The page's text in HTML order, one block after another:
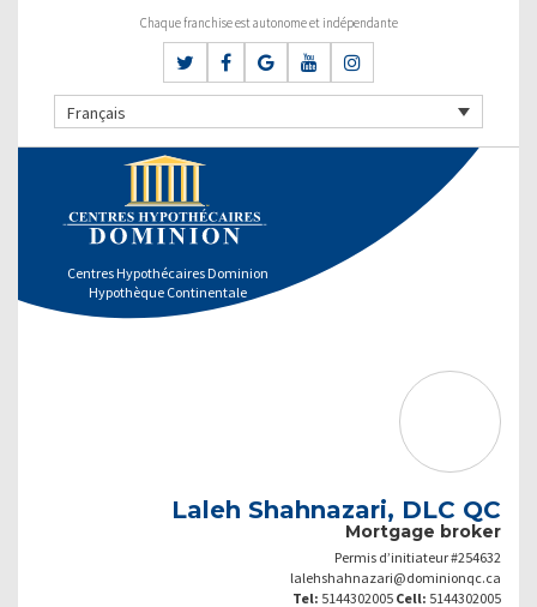
Chaque franchise est autonome et indépendante
Français
Centres Hypothécaires Dominion
Hypothèque Continentale
Laleh Shahnazari, DLC QC
Mortgage broker
Permis d’initiateur #254632
lalehshahnazari@dominionqc.ca
Tel: 5144302005 Cell: 5144302005